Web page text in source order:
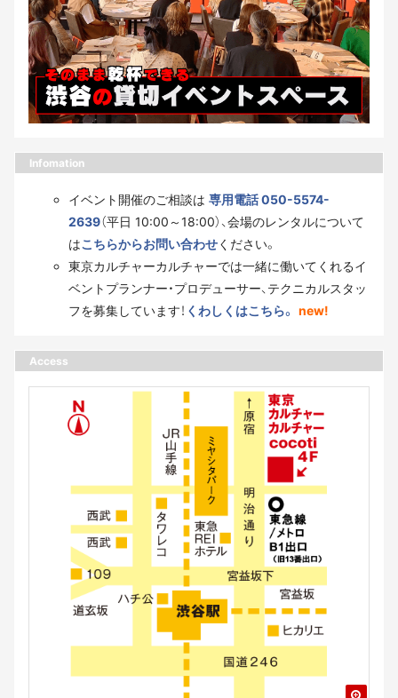
Infomation
イベント開催のご相談は 専用電話 050-5574-
2639（平日 10:00～18:00）、会場のレンタルについて
はこちらからお問い合わせください。
東京カルチャーカルチャーでは一緒に働いてくれるイ
ベントプランナー・プロデューサー、テクニカルスタッ
フを募集しています！ くわしくはこちら。 new!
Access